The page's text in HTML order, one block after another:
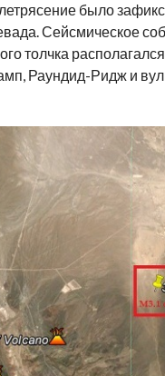
было
Сейсмическое
толчка
Раундид-Ридж и